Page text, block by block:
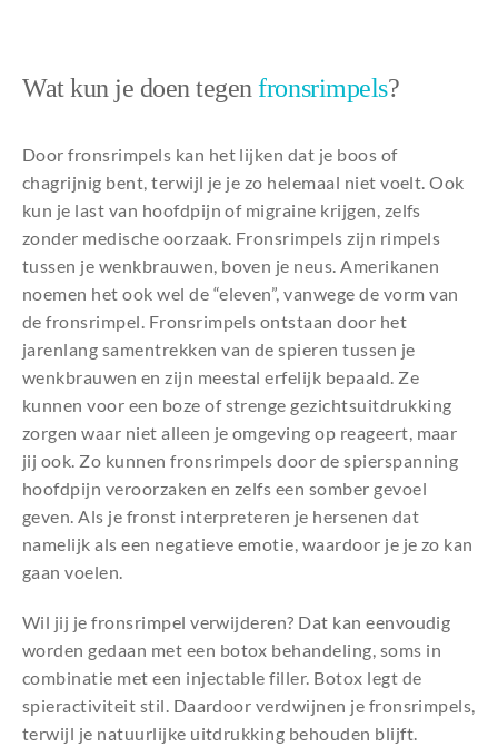
Wat kun je doen tegenfronsrimpels?
Door fronsrimpels kan het lijken dat je boos of
chagrijnig bent, terwijl je je zo helemaal niet voelt. Ook
kun je last van hoofdpijn of migraine krijgen, zelfs
zonder medische oorzaak. Fronsrimpels zijn rimpels
tussen je wenkbrauwen, boven je neus. Amerikanen
noemen het ook wel de “eleven”, vanwege de vorm van
de fronsrimpel. Fronsrimpels ontstaan door het
jarenlang samentrekken van de spieren tussen je
wenkbrauwen en zijn meestal erfelijk bepaald. Ze
kunnen voor een boze of strenge gezichtsuitdrukking
zorgen waar niet alleen je omgeving op reageert, maar
jij ook. Zo kunnen fronsrimpels door de spierspanning
hoofdpijn veroorzaken en zelfs een somber gevoel
geven. Als je fronst interpreteren je hersenen dat
namelijk als een negatieve emotie, waardoor je je zo kan
gaan voelen.
Wil jij je fronsrimpel verwijderen? Dat kan eenvoudig
worden gedaan met een botox behandeling, soms in
combinatie met een injectable filler. Botox legt de
spieractiviteit stil. Daardoor verdwijnen je fronsrimpels,
terwijl je natuurlijke uitdrukking behouden blijft.